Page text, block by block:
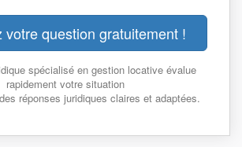
votre question gratuitement !
spécialisé en gestion locative évalue
rapidement votre situation
réponses juridiques claires et adaptées.